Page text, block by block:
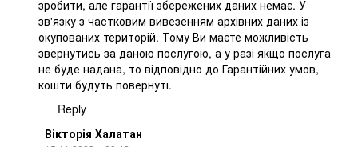
зробити, але гарантії збережених даних немає. У
зв'язку з частковим вивезенням архівних даних із
окупованих територій. Тому Ви маєте можливість
звернутись за даною послугою, а у разі якщо послуга
не буде надана, то відповідно до Гарантійних умов,
кошти будуть повернуті.
Reply
Вікторія Халатан